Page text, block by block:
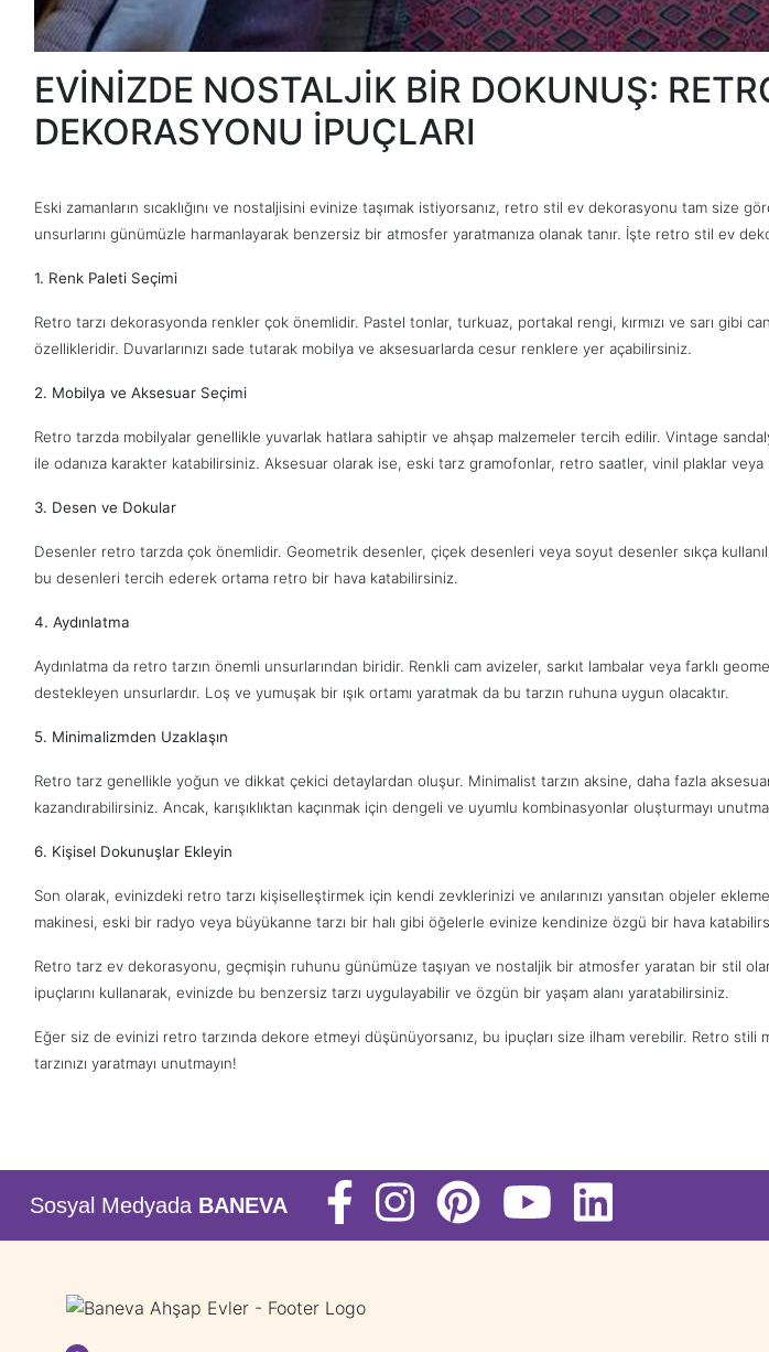
EVİNİZDE NOSTALJİK BİR DOKUNUŞ:
DEKORASYONU İPUÇLARI
Eski zamanların sıcaklığını ve nostaljisini evinize taşımak istiyorsanız, retro stil ev dekorasyonu tam size
unsurlarını günümüzle harmanlayarak benzersiz bir atmosfer yaratmanıza olanak tanır. İşte retro stil ev
1. Renk Paleti Seçimi
Retro tarzı dekorasyonda renkler çok önemlidir. Pastel tonlar, turkuaz, portakal rengi, kırmızı ve sarı gibi
özellikleridir. Duvarlarınızı sade tutarak mobilya ve aksesuarlarda cesur renklere yer açabilirsiniz.
2. Mobilya ve Aksesuar Seçimi
Retro tarzda mobilyalar genellikle yuvarlak hatlara sahiptir ve ahşap malzemeler tercih edilir. Vintage
ile odanıza karakter katabilirsiniz. Aksesuar olarak ise, eski tarz gramofonlar, retro saatler, vinil plaklar
3. Desen ve Dokular
Desenler retro tarzda çok önemlidir. Geometrik desenler, çiçek desenleri veya soyut desenler sıkça
bu desenleri tercih ederek ortama retro bir hava katabilirsiniz.
4. Aydınlatma
Aydınlatma da retro tarzın önemli unsurlarından biridir. Renkli cam avizeler, sarkıt lambalar veya farklı
destekleyen unsurlardır. Loş ve yumuşak bir ışık ortamı yaratmak da bu tarzın ruhuna uygun olacaktır.
5. Minimalizmden Uzaklaşın
Retro tarz genellikle yoğun ve dikkat çekici detaylardan oluşur. Minimalist tarzın aksine, daha fazla
kazandırabilirsiniz. Ancak, karışıklıktan kaçınmak için dengeli ve uyumlu kombinasyonlar oluşturmayı
6. Kişisel Dokunuşlar Ekleyin
Son olarak, evinizdeki retro tarzı kişiselleştirmek için kendi zevklerinizi ve anılarınızı yansıtan objeler
makinesi, eski bir radyo veya büyükanne tarzı bir halı gibi öğelerle evinize kendinize özgü bir hava
Retro tarz ev dekorasyonu, geçmişin ruhunu günümüze taşıyan ve nostaljik bir atmosfer yaratan bir stil
ipuçlarını kullanarak, evinizde bu benzersiz tarzı uygulayabilir ve özgün bir yaşam alanı yaratabilirsiniz.
Eğer siz de evinizi retro tarzında dekore etmeyi düşünüyorsanız, bu ipuçları size ilham verebilir. Retro stili
tarzınızı yaratmayı unutmayın!
Sosyal Medyada BANEVA